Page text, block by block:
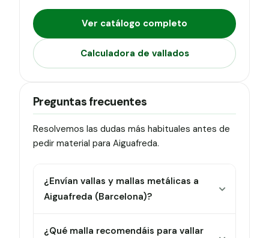
Ver catálogo completo
Calculadora de vallados
Preguntas frecuentes
Resolvemos las dudas más habituales antes de
pedir material para Aiguafreda.
¿Envían vallas y mallas metálicas a
Aiguafreda (Barcelona)?
¿Qué malla recomendáis para vallar